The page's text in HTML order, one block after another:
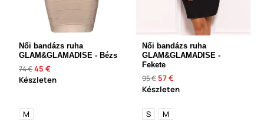
Női bandázs ruha
GLAM&GLAMADISE - Bézs
74 €45 €
Készleten
M
Női bandázs ruha
GLAM&GLAMADISE -
Fekete
95 € 57 €
Készleten
S M